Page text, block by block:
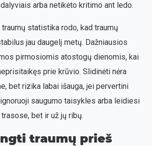
arba netikėto kritimo ant ledo.
statistika rodo, kad traumų
jau daugelį metų. Dažniausios
pirmosiomis atostogų dienomis, kai
prie krūvio. Slidinėti nėra
bet rizika labai išauga, jei pervertini
saugumo taisykles arba leidiesi
bet ir už jų ribų.
traumų prieš